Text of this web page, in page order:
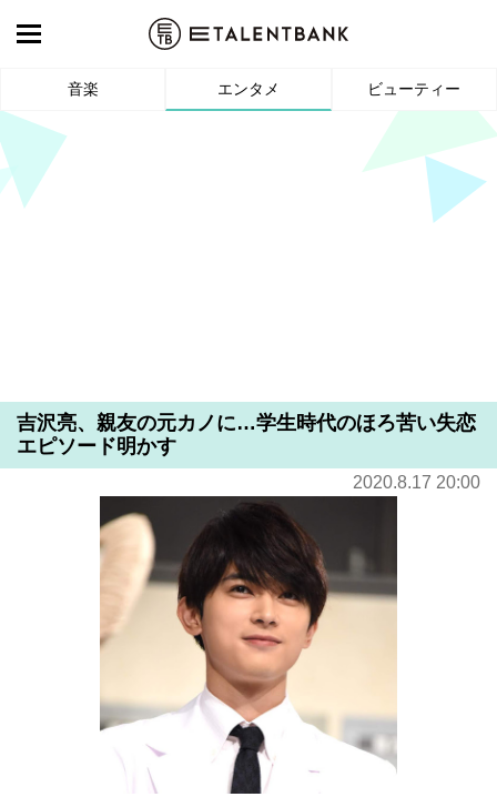
音楽 エンタメ ビューティー
吉沢亮、親友の元カノに…学生時代のほろ苦い失恋
エピソード明かす
2020.8.17 20:00